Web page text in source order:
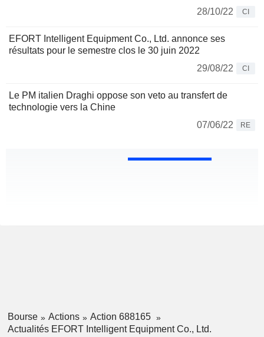
28/10/22
CI
EFORT Intelligent Equipment Co., Ltd. annonce ses
résultats pour le semestre clos le 30 juin 2022
29/08/22
CI
Le PM italien Draghi oppose son veto au transfert de
technologie vers la Chine
07/06/22
RE
Bourse Actions
Action 688165
Actualités EFORT Intelligent Equipment Co., Ltd.